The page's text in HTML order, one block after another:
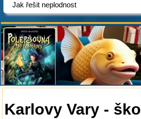
Jak řešit neplodnost
Karlovy Vary -